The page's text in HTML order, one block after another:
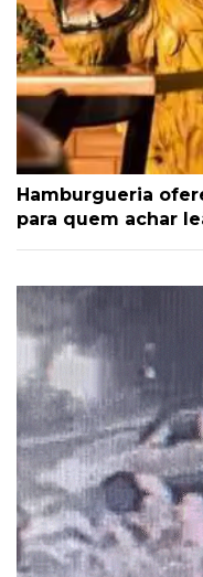
Hamburgueria
para quem achar